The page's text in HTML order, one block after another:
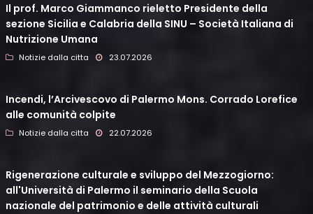
Il prof. Marco Giammanco rieletto Presidente della
sezione Sicilia e Calabria della SINU – Società Italiana di
Nutrizione Umana
Notizie dalla citta 23.07.2026
Incendi, l’Arcivescovo di Palermo Mons. Corrado Lorefice
alle comunità colpite
Notizie dalla citta 22.07.2026
Rigenerazione culturale e sviluppo del Mezzogiorno:
all'Università di Palermo il seminario della Scuola
nazionale del patrimonio e delle attività culturali